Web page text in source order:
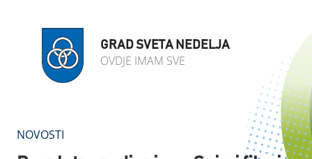
GRAD SVETA NEDELJA
OVDJE IMAM SVE
NOVOSTI